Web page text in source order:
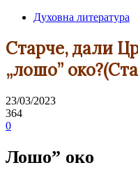
Духовна литература
Старче, дали
„лошо”
23/03/2023
364
0
Лошо” око